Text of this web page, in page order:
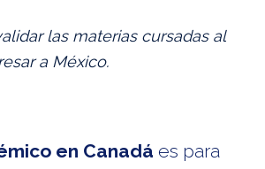
las materias cursadas al
a México.
en Canadá es para